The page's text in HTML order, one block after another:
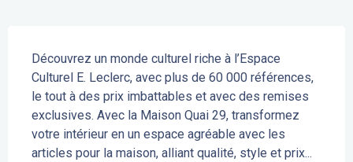
Découvrez un monde culturel riche à l’Espace
Culturel E. Leclerc, avec plus de 60 000 références,
le tout à des prix imbattables et avec des remises
exclusives. Avec la Maison Quai 29, transformez
votre intérieur en un espace agréable avec les
articles pour la maison, alliant qualité, style et prix...